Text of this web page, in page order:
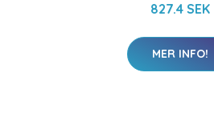
827.4 SEK
MER INFO!